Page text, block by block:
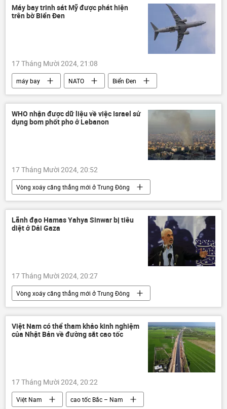
Cuộc khủng hoảng ở Ukraina
vũ khí hạt nhân
Máy bay trinh sát Mỹ được phát hiện
trên bờ Biển Đen
17 Tháng Mười 2024, 21:08
máy bay NATO
Biển Đen
Thế giới
Nga
phương Tây
Boeing
Hải quân Mỹ
Hoa Kỳ
Crưm
WHO nhận được dữ liệu về việc Israel sử
dụng bom phốt pho ở Lebanon
17 Tháng Mười 2024, 20:52
Vòng xoáy căng thẳng mới ở Trung Đông
WHO
Lebanon
Israel
Trung Đông
xung đột quân sự
Thế giới
Lãnh đạo Hamas Yahya Sinwar bị tiêu
diệt ở Dải Gaza
17 Tháng Mười 2024, 20:27
Vòng xoáy căng thẳng mới ở Trung Đông
Israel
Gaza
Palestine
HAMAS
Trung Đông
xung đột quân sự
Thế giới
Việt Nam có thể tham khảo kinh nghiệm
của Nhật Bản về đường sắt cao tốc
17 Tháng Mười 2024, 20:22
Việt Nam cao tốc Bắc – Nam